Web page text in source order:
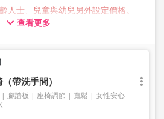
人士、兒童與幼兒另外設定價格。
成人價格。
的巴士行李箱中可存放的行李最大尺
公分，重量不超過 10 公斤，每人
行李不能帶上車或存放在後行李箱
託業者托運。
李超出規範，您將被拒絕乘車，並
、滑雪板、易碎物品、危險物品、
查看更多
帶洗手間）
腳踏板 座椅調節 寬鬆
女性安心